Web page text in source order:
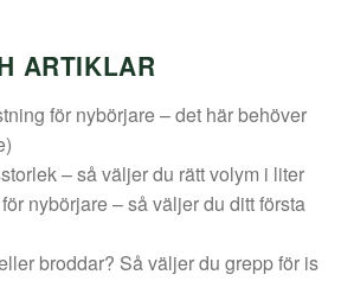
013,00 kr.
ARTIKLAR
för nybörjare – det här behöver
– så väljer du rätt volym i liter
nybörjare – så väljer du ditt första
broddar? Så väljer du grepp för is